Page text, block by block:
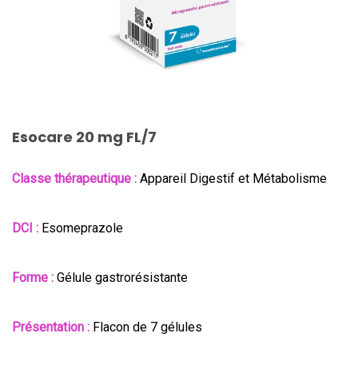
Esocare 20 mg FL/7
Classe thérapeutique : Appareil Digestif et Métabolisme
DCI : Esomeprazole
Forme : Gélule gastrorésistante
Présentation : Flacon de 7 gélules